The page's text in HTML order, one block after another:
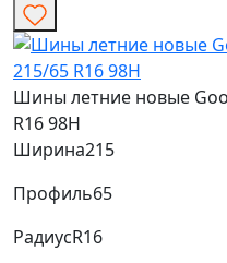
Шины летние новые
R16 98H
Ширина215
Профиль65
РадиусR16